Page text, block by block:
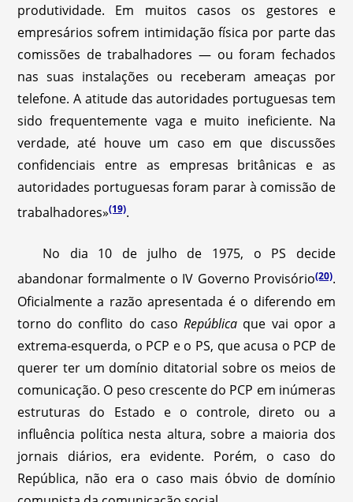
produtividade. Em muitos casos os gestores e
empresários sofrem intimidação física por parte das
comissões de trabalhadores — ou foram fechados
nas suas instalações ou receberam ameaças por
telefone. A atitude das autoridades portuguesas tem
sido frequentemente vaga e muito ineficiente. Na
verdade, até houve um caso em que discussões
confidenciais entre as empresas britânicas e as
autoridades portuguesas foram parar à comissão de
trabalhadores»(19).
No dia 10 de julho de 1975, o PS decide
abandonar formalmente o IV Governo Provisório(20).
Oficialmente a razão apresentada é o diferendo em
torno do conflito do casoRepública que vai opor a
extrema-esquerda, o PCP e o PS, que acusa o PCP de
querer ter um domínio ditatorial sobre os meios de
comunicação. O peso crescente do PCP em inúmeras
estruturas do Estado e o controle, direto ou a
influência política nesta altura, sobre a maioria dos
jornais diários, era evidente. Porém, o caso do
República, não era o caso mais óbvio de domínio